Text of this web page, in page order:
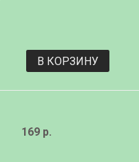
В КОРЗИНУ
169 р.